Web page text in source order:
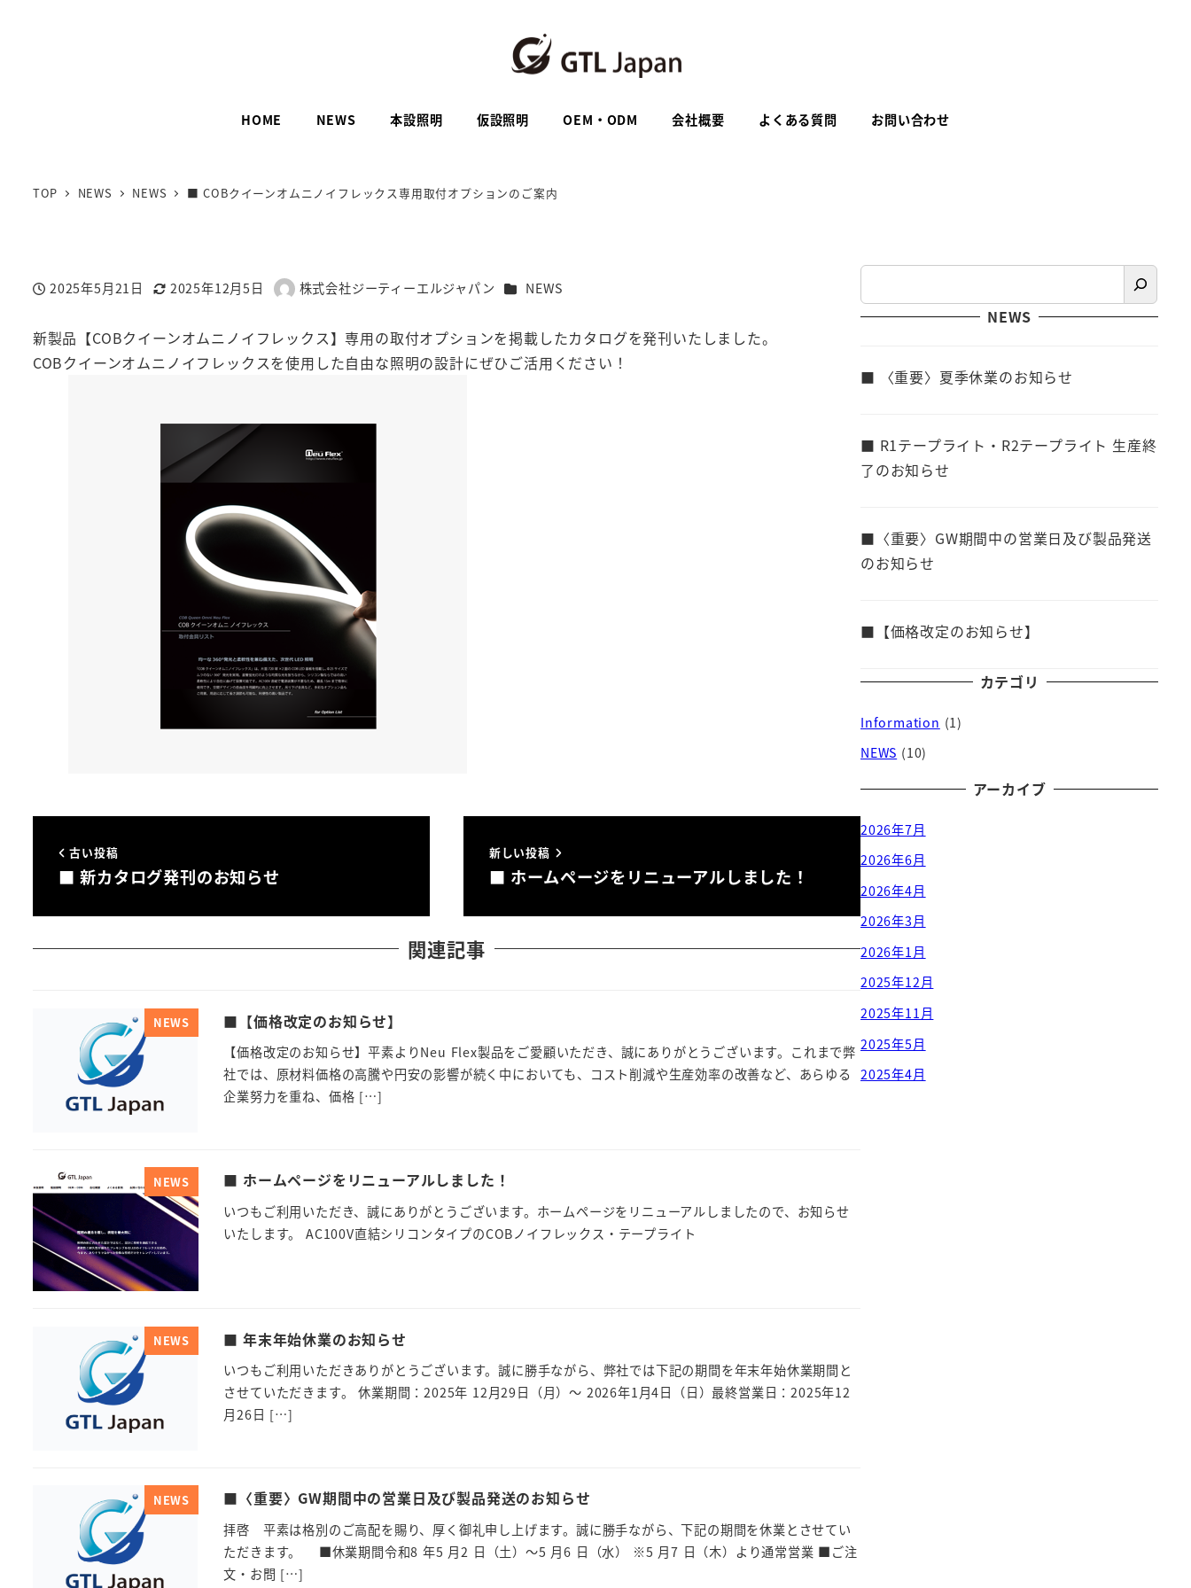
HOME NEWS 本設照明 仮設照明 OEM・ODM 会社概要 よくある質問 お問い合わせ
TOP NEWS NEWS ■ COBクイーンオムニノイフレックス専用取付オプションのご案内
投稿日
2025年5月21日
更新日
2025年12月5日
著
株式会社ジーティーエルジャパン カテゴリー
NEWS
新製品【COBクイーンオムニノイフレックス】専用の取付オプションを掲載したカタログを発刊いたしました。
COBクイーンオムニノイフレックスを使用した自由な照明の設計にぜひご活用ください！
古い投稿
■ 新カタログ発刊のお知らせ
新しい投稿
■ ホームページをリニューアルしました！
関連記事
NEWS ■【価格改定のお知らせ】
【価格改定のお知らせ】平素よりNeu Flex製品をご愛顧いただき、誠にありがとうございます。これまで弊
社では、原材料価格の高騰や円安の影響が続く中においても、コスト削減や生産効率の改善など、あらゆる
企業努力を重ね、価格 […]
NEWS ■ ホームページをリニューアルしました！
いつもご利用いただき、誠にありがとうございます。ホームページをリニューアルしましたので、お知らせ
いたします。 AC100V直結シリコンタイプのCOBノイフレックス・テープライト
NEWS ■ 年末年始休業のお知らせ
いつもご利用いただきありがとうございます。誠に勝手ながら、弊社では下記の期間を年末年始休業期間と
させていただきます。 休業期間：2025年 12月29日（月）～ 2026年1月4日（日）最終営業日：2025年12
月26日 […]
NEWS ■〈重要〉GW期間中の営業日及び製品発送のお知らせ
拝啓 平素は格別のご高配を賜り、厚く御礼申し上げます。誠に勝手ながら、下記の期間を休業とさせてい
ただきます。 ■休業期間令和8 年5 月2 日（土）～5 月6 日（水） ※5 月7 日（木）より通常営業 ■ご注
文・お問 […]
索
NEWS
■ 〈重要〉夏季休業のお知らせ
■ R1テープライト・R2テープライト 生産終
了のお知らせ
■〈重要〉GW期間中の営業日及び製品発送
のお知らせ
■【価格改定のお知らせ】
カテゴリ
Information (1)
NEWS (10)
アーカイブ
2026年7月
2026年6月
2026年4月
2026年3月
2026年1月
2025年12月
2025年11月
2025年5月
2025年4月